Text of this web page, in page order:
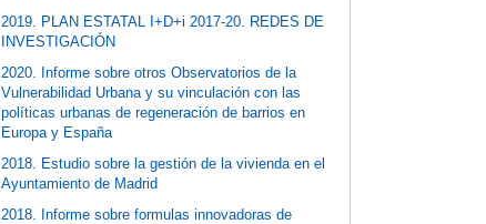
2019. PLAN ESTATAL I+D+i 2017-20. REDES DE
INVESTIGACIÓN
2020. Informe sobre otros Observatorios de la
Vulnerabilidad Urbana y su vinculación con las
políticas urbanas de regeneración de barrios en
Europa y España
2018. Estudio sobre la gestión de la vivienda en el
Ayuntamiento de Madrid
2018. Informe sobre formulas innovadoras de